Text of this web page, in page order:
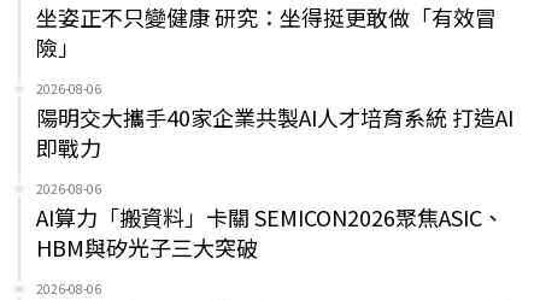
坐姿正不只變健康 研究：坐得挺更敢做「有效冒
險」
2026-08-06
陽明交大攜手40家企業共製AI人才培育系統 打造AI
即戰力
2026-08-06
AI算力「搬資料」卡關 SEMICON2026聚焦ASIC、
HBM與矽光子三大突破
2026-08-06